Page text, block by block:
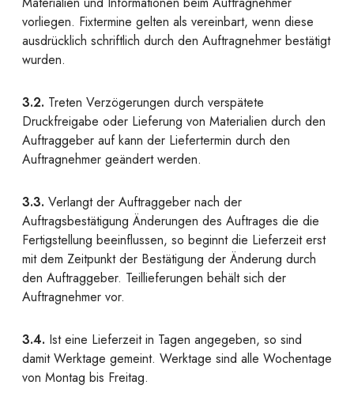
vorliegen. Fixtermine gelten als vereinbart, wenn diese
ausdrücklich schriftlich durch den Auftragnehmer bestätigt
wurden.
3.2. Treten Verzögerungen durch verspätete
Druckfreigabe oder Lieferung von Materialien durch den
Auftraggeber auf kann der Liefertermin durch den
Auftragnehmer geändert werden.
3.3. Verlangt der Auftraggeber nach der
Auftragsbestätigung Änderungen des Auftrages die die
Fertigstellung beeinflussen, so beginnt die Lieferzeit erst
mit dem Zeitpunkt der Bestätigung der Änderung durch
den Auftraggeber. Teillieferungen behält sich der
Auftragnehmer vor.
3.4. Ist eine Lieferzeit in Tagen angegeben, so sind
damit Werktage gemeint. Werktage sind alle Wochentage
von Montag bis Freitag.